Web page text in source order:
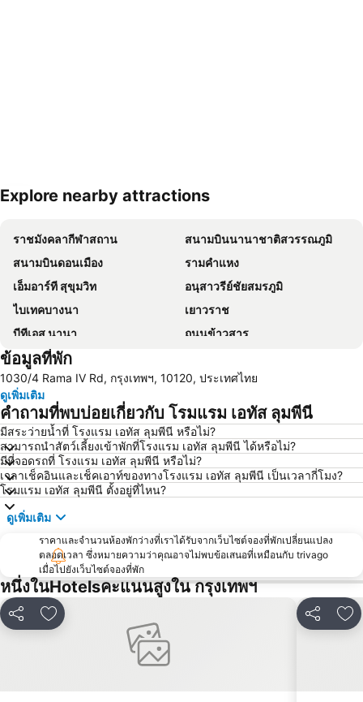
Explore nearby attractions
ราชมังคลากีฬาสถาน
สนามบินนานาชาติสวรรณภูมิ
สนามบินดอนเมือง
รามคำแหง
เอ็มอาร์ที สุขุมวิท
อนุสาวรีย์ชัยสมรภูมิ
ไบเทคบางนา
เยาวราช
บีทีเอส นานา
ถนนข้าวสาร
Suphachalasai Stadium
ล่องเรือแม่น้ำเจ้าพระยา และวัดอรุณ
สยามพารากอน
สยามสแควร์
วัดอรุณ
บีทีเอส สยาม
สถานีรถไฟหัวลำโพง
บีทีเอส พร้อมพงษ์
บีทีเอส หมอชิต
บีทีเอส อารีย์
บีทีเอส พญาไท
เดอะมอลล์บางกะปิ
พระราชวังสวนดุสิต
Lumphini-Park
บีทีเอส ศาลาแดง
เทอร์มินอล 21
บีทีเอส อ่อนนุช
บีทีเอส ราชเทวี
บีทีเอส เพลินจิต
ข้อมูลที่พัก
1030/4 Rama IV Rd, กรุงเทพฯ, 10120, ประเทศไทย
ดูเพิ่มเติม
คำถามที่พบบ่อยเกี่ยวกับ โรมแรม เอทัส ลุมพีนี
มีสระว่ายน้ำที่ โรงแรม เอทัส ลุมพีนี หรือไม่?
สามารถนำสัตว์เลี้ยงเข้าพักที่โรงแรม เอทัส ลุมพีนี ได้หรือไม่?
มีที่จอดรถที่ โรงแรม เอทัส ลุมพีนี หรือไม่?
เวลาเช็คอินและเช็คเอาท์ของทางโรงแรม เอทัส ลุมพีนี เป็นเวลากี่โมง?
โรมแรม เอทัส ลุมพีนี ตั้งอยู่ที่ไหน?
ดูเพิ่มเติม
ราคาและจำนวนห้องพักว่างที่เราได้รับจากเว็บไซต์จองที่พักเปลี่ยนแปลง
ตลอดเวลา ซึ่งหมายความว่าคุณอาจไม่พบข้อเสนอที่เหมือนกับ trivago
เมื่อไปยังเว็บไซต์จองที่พัก
หนึ่งในHotelsคะแนนสูงใน กรุงเทพฯ
แชร์ เพิ่มในรายการโปรด แชร์ เพิ่